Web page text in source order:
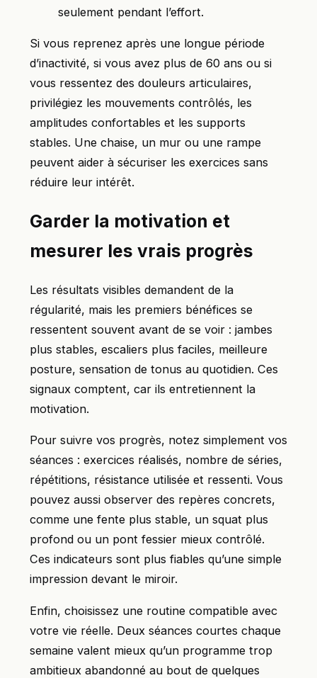
seulement pendant l’effort.
Si vous reprenez après une longue période
d’inactivité, si vous avez plus de 60 ans ou si
vous ressentez des douleurs articulaires,
privilégiez les mouvements contrôlés, les
amplitudes confortables et les supports
stables. Une chaise, un mur ou une rampe
peuvent aider à sécuriser les exercices sans
réduire leur intérêt.
Garder la motivation et
mesurer les vrais progrès
Les résultats visibles demandent de la
régularité, mais les premiers bénéfices se
ressentent souvent avant de se voir : jambes
plus stables, escaliers plus faciles, meilleure
posture, sensation de tonus au quotidien. Ces
signaux comptent, car ils entretiennent la
motivation.
Pour suivre vos progrès, notez simplement vos
séances : exercices réalisés, nombre de séries,
répétitions, résistance utilisée et ressenti. Vous
pouvez aussi observer des repères concrets,
comme une fente plus stable, un squat plus
profond ou un pont fessier mieux contrôlé.
Ces indicateurs sont plus fiables qu’une simple
impression devant le miroir.
Enfin, choisissez une routine compatible avec
votre vie réelle. Deux séances courtes chaque
semaine valent mieux qu’un programme trop
ambitieux abandonné au bout de quelques